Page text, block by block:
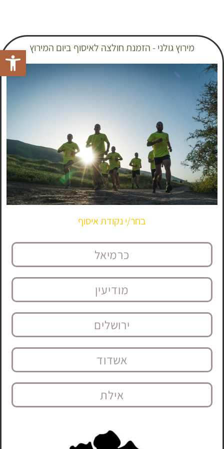
פתח מירוץ גולני - הזמנת חולצה לאיסוף ביום המירוץ
בחר/י נקודת איסוף
כרמיאל
מודיעין
ירושלים
אשדוד
אילת